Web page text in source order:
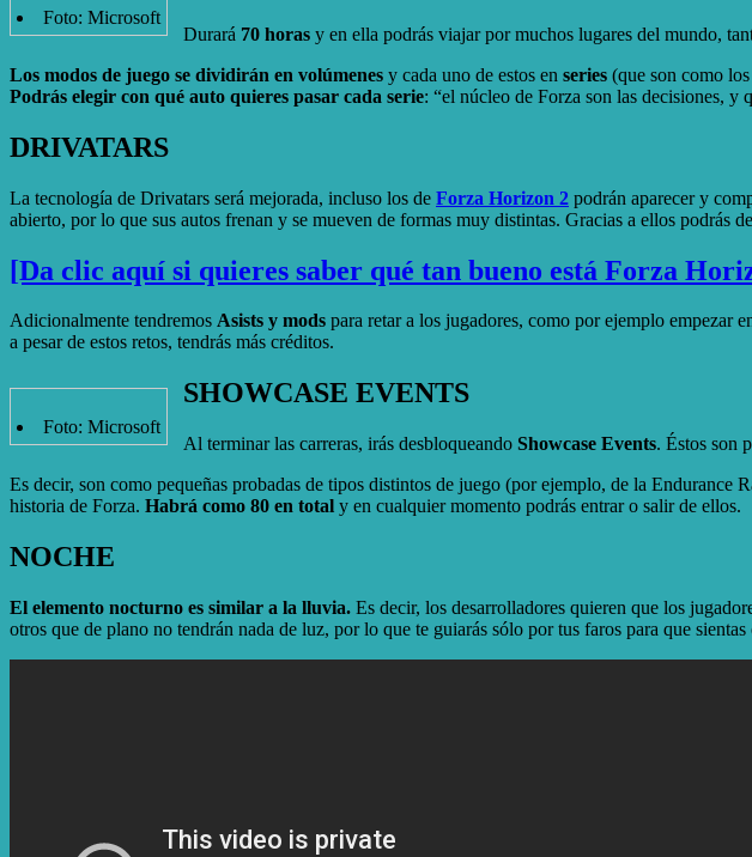
Foto: Microsoft
Durará 70 horas y en ella podrás viajar por muchos lugares del mundo,
Los modos de juego se dividirán en volúmenes y cada uno de estos en series (que son como
Podrás elegir con qué auto quieres pasar cada serie: “el núcleo de Forza son las decisiones, y
DRIVATARS
La tecnología de Drivatars será mejorada, incluso los de Forza Horizon 2 podrán aparecer y
abierto, por lo que sus autos frenan y se mueven de formas muy distintas. Gracias a ellos podrás
[Da clic aquí si quieres saber qué tan bueno está Forza
Adicionalmente tendremos Asists y mods para retar a los jugadores, como por ejemplo empezar
a pesar de estos retos, tendrás más créditos.
Foto: Microsoft
SHOWCASE EVENTS
Al terminar las carreras, irás desbloqueando Showcase Events. Éstos son
Es decir, son como pequeñas probadas de tipos distintos de juego (por ejemplo, de la
historia de Forza. Habrá como 80 en total y en cualquier momento podrás entrar o salir de ellos.
NOCHE
El elemento nocturno es similar a la lluvia. Es decir, los desarrolladores quieren que los
otros que de plano no tendrán nada de luz, por lo que te guiarás sólo por tus faros para que